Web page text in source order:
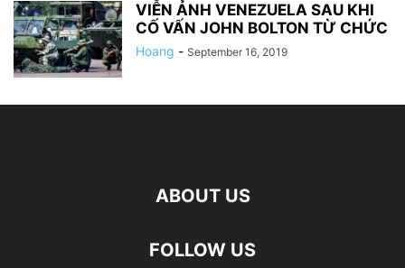
VIỄN ẢNH VENEZUELA SAU KHI
CỐ VẤN JOHN BOLTON TỪ CHỨC
Hoang - September 16, 2019
ABOUT US
FOLLOW US